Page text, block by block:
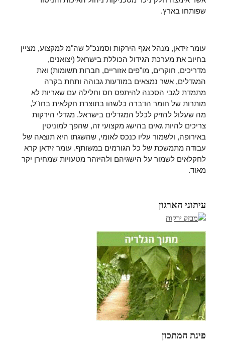
שפותחו בארץ.
עומר זידאן, מנהל אגף הירקות וסמנכ"ל שה"מ למקצוע, מציין
בחיוב את מערכת הגידול הכוללת בישראל (יצואנים,
מדריכים, חוקרים, מו"פים אזוריים, חברות תשומות) ואת
המגדלים, אשר נמצאים במודעות גבוהה ותחת בקרה
מתמדת לגבי הסכנה להיתפס חס וחלילה עם שאריות לא
מותרות של חומר הדברה כלשהו בתוצרת חקלאית בחו"ל,
מה שעלול להזיק לכלל המגדלים בישראל. מגדלי הירקות
צריכים להיות גאים בהישג מקצועי זה, שהפך למוניטין
באירופה, ולשמור עליו כנכס לאומי, שהשגתו היא תוצאה של
עבודה מתמשכת של כל הגורמים במשותף. עומר זידאן קרא
לחקלאים לשמור על הישגיהם ולהיזהר מטעויות שמחירן יקר
מאוד.
עיתוני הארגון
פינת המתכון